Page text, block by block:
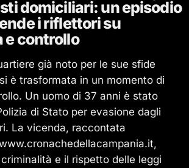
domiciliari: un episodio
i riflettori su
e controllo
già noto per le sue sfide
è trasformata in un momento di
Un uomo di 37 anni è stato
di Stato per evasione dagli
La vicenda, raccontata
e il rispetto delle leggi